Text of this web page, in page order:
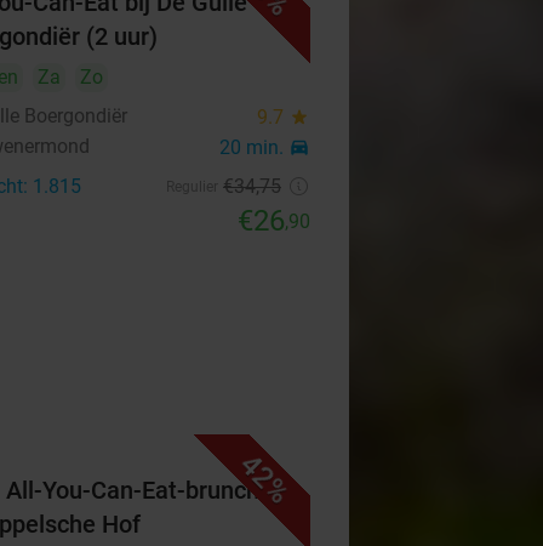
(2 uur)
Za
Zo
Boergondiër
9.7 star
20 min. directions_car
1.815 €34,75
€26,90
42%
All-You-Can-Eat-brunch bij
Hof